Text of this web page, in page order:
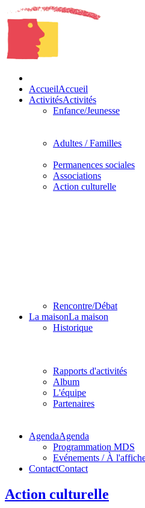
AccueilAccueil
ActivitésActivités
Enfance/Jeunesse
Adultes / Familles
Permanences sociales
Associations
Action culturelle
Rencontre/Débat
La maisonLa maison
Historique
Rapports d'activités
Album
L'équipe
Partenaires
AgendaAgenda
Programmation MDS
Evénements / À
ContactContact
Action culturelle